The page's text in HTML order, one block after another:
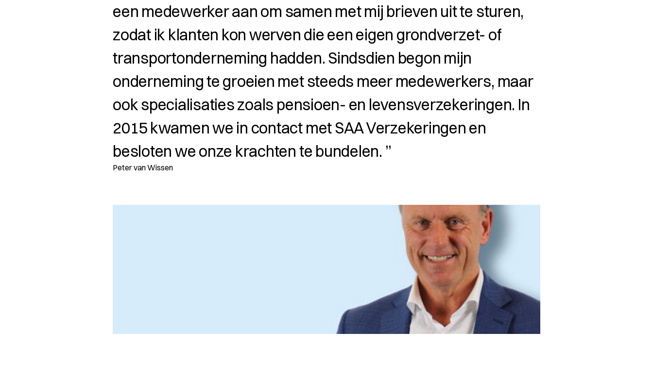
een medewerker aan om samen met mij brieven uit te sturen,
zodat ik klanten kon werven die een eigen grondverzet- of
transportonderneming hadden. Sindsdien begon mijn
onderneming te groeien met steeds meer medewerkers, maar
ook specialisaties zoals pensioen- en levensverzekeringen. In
2015 kwamen we in contact met SAA Verzekeringen en
besloten we onze krachten te bundelen.
Peter van Wissen